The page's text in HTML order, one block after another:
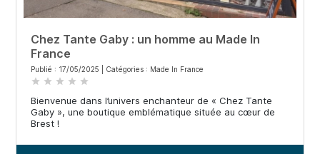
Chez Tante Gaby : un homme au Made In
France
Publié : 17/05/2025 | Catégories : Made In France
star star star star star
Bienvenue dans l’univers enchanteur de « Chez Tante
Gaby », une boutique emblématique située au cœur de
Brest !